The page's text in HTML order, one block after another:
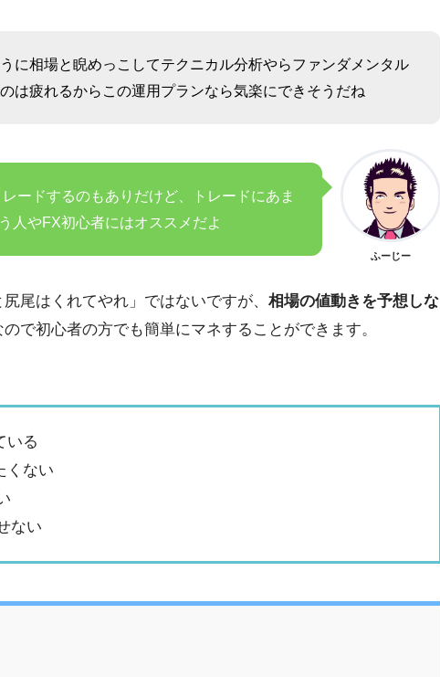
に相場と睨めっこしてテクニカル分析やらファンダメンタル
は疲れるからこの運用プランなら気楽にできそうだね
ードするのもありだけど、トレードにあま
人やFX初心者にはオススメだよ
ふーじー
尾はくれてやれ」ではないですが、 相場の値動きを予想しな
ので初心者の方でも簡単にマネすることができます。
いる
くない
ない